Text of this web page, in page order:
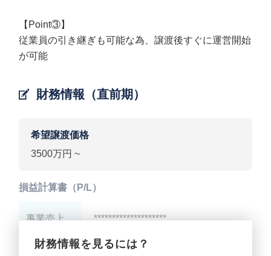
【Point③】
従業員の引き継ぎも可能な為、譲渡後すぐに運営開始
が可能
財務情報（直前期）
希望譲渡価格
3500万円 ~
財務情報を見るには？
損益計算書（P/L）
事業売上 ********************
事業利益 ********************